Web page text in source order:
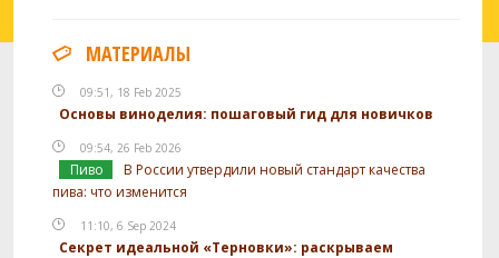
МАТЕРИАЛЫ
09:51, 18 Feb 2025
Основы виноделия: пошаговый гид для новичков
09:54, 26 Feb 2026
Пиво
В России утвердили новый стандарт качества
пива: что изменится
11:10, 6 Sep 2024
Секрет идеальной «Терновки»: раскрываем